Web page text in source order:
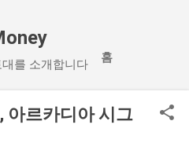
를 소개합니다 홈
아르카디아 시그